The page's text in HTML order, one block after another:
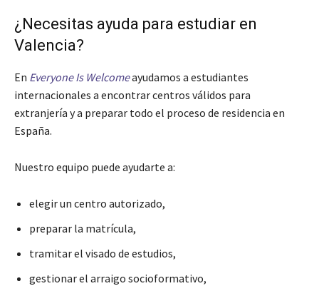
¿Necesitas ayuda para estudiar en
Valencia?
En Everyone Is Welcomeayudamos a estudiantes
internacionales a encontrar centros válidos para
extranjería y a preparar todo el proceso de residencia en
España.
Nuestro equipo puede ayudarte a:
elegir un centro autorizado,
preparar la matrícula,
tramitar el visado de estudios,
gestionar el arraigo socioformativo,